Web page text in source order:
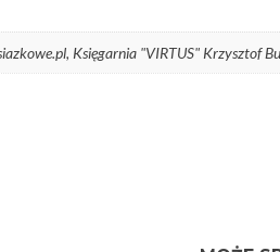
Księgarnia "VIRTUS" Krzysztof